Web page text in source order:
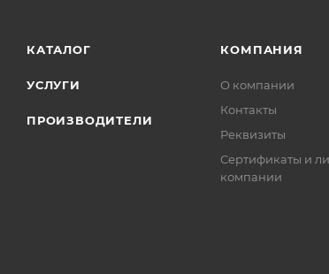
КАТАЛОГ
УСЛУГИ
ПРОИЗВОДИТЕЛИ
КОМПАНИЯ
О компании
Контакты
Реквизиты
Сертификаты и
компании